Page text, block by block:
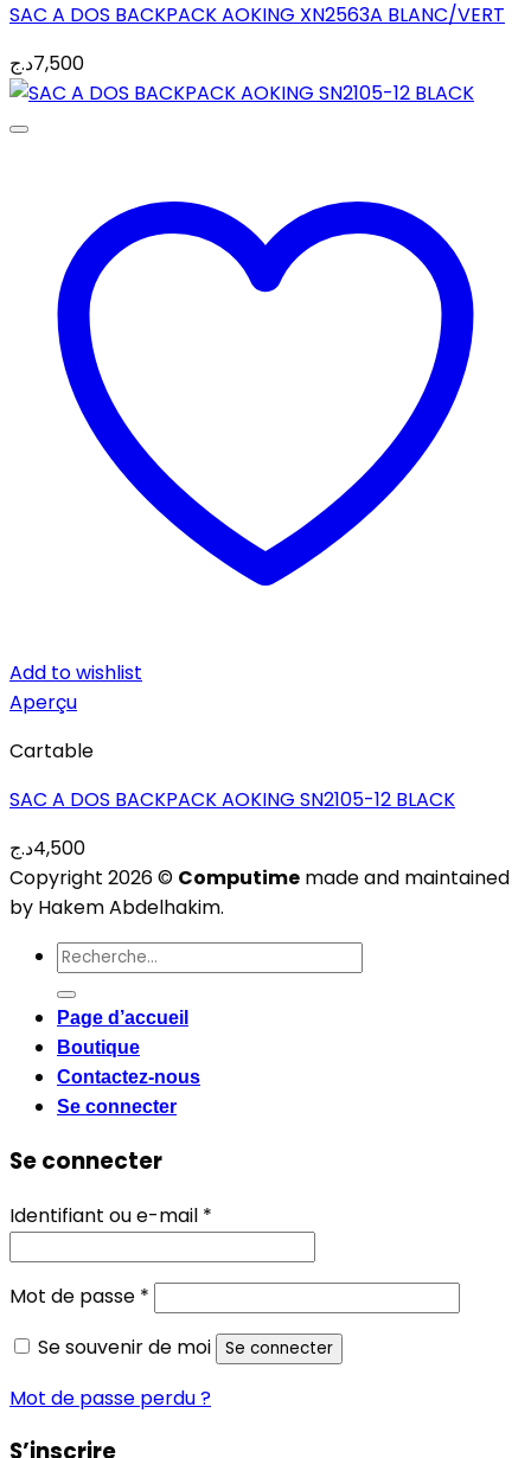
SAC A DOS BACKPACK AOKING XN2563A BLANC/VERT
7,500د.ج
Add to wishlist
Aperçu
Cartable
SAC A DOS BACKPACK AOKING SN2105-12 BLACK
4,500د.ج
Copyright 2026 © Computime made and maintained
by Hakem Abdelhakim.
Recherche
pour :
Page d’accueil
Boutique
Contactez-nous
Se connecter
Se connecter
Identifiant ou e-mail *
Mot de passe *
Se souvenir de moi
Se connecter
Mot de passe perdu ?